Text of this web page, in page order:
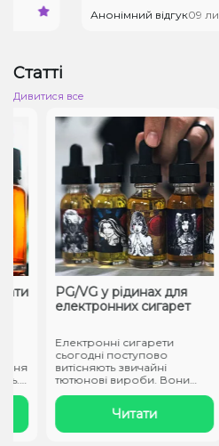
Анонімний відгук09 липня
Статті
Дивитися все
PG/VG у рідинах для
електронних сигарет
Електронні сигарети
сьогодні поступово
витісняють звичайні
тютюнові вироби. Вони
Читати